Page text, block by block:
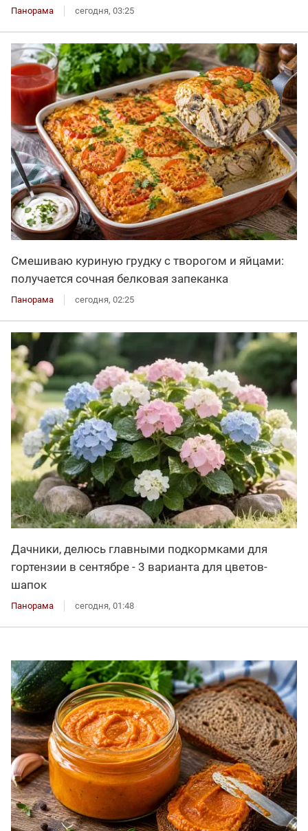
Панорама сегодня, 03:25
Смешиваю куриную грудку с творогом и яйцами:
получается сочная белковая запеканка
Панорама сегодня, 02:25
Дачники, делюсь главными подкормками для
гортензии в сентябре - 3 варианта для цветов-
шапок
Панорама сегодня, 01:48